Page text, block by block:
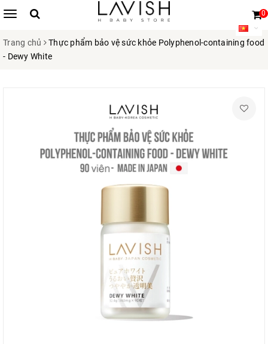
0
Trang chủ
Thực phẩm bảo vệ sức khỏe Polyphenol-containing food
- Dewy White